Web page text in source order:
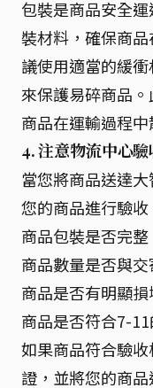
包裝是商品安全
裝材料，確保商
議使用適當的緩
來保護易碎商品
商品在運輸過程中
4. 注意物流中心
當您將商品送達
您的商品進行驗收
商品包裝是否完整
商品數量是否與
商品是否有明顯
商品是否符合7-
如果商品符合驗
證，並將您的商